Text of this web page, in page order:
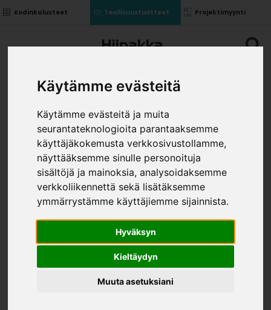
Käytämme evästeitä
Käytämme evästeitä ja muita
seurantateknologioita parantaaksemme
käyttäjäkokemusta verkkosivustollamme,
näyttääksemme sinulle personoituja
sisältöjä ja mainoksia, analysoidaksemme
verkkoliikennettä sekä lisätäksemme
ymmärrystämme käyttäjiemme sijainnista.
Hyväksyn
Kieltäydyn
Muuta asetuksiani
Kodinkalusteet Teollisuustuotteet Projektimyynti
PURE BOX POHJA L500/S350
AUKKOON 468
Teollisuustuotteet»Kalusterungot ja ovet»
Irtokomponentit »Pure box pohja L500/S350
aukkoon 468
KOKO